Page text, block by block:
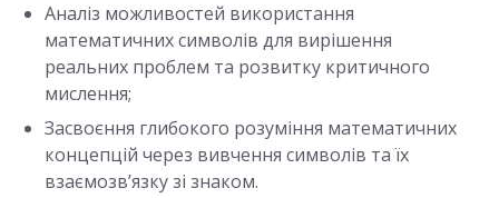
Аналіз можливостей використання
математичних символів для вирішення
реальних проблем та розвитку критичного
мислення;
Засвоєння глибокого розуміння математичних
концепцій через вивчення символів та їх
взаємозв’язку зі знаком.